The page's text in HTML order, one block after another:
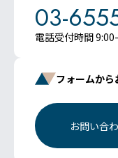
03-
電話受付時間
フォームか
お問い合